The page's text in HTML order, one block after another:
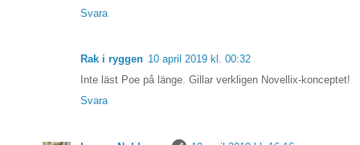
Svara
Rak i ryggen 10 april 2019 kl. 00:32
Inte läst Poe på länge. Gillar verkligen Novellix-konceptet!
Svara